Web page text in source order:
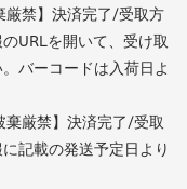
禁】決済完了/受取方
URLを開いて、受け取
バーコードは入荷日よ
厳禁】決済完了/受取
記載の発送予定日より